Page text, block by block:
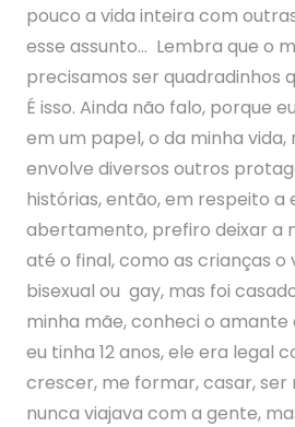
pouco a vida inteira com
esse assunto… Lembra que o
precisamos ser quadradinhos
É isso. Ainda não falo, porque
em um papel, o da minha vida,
envolve diversos outros
histórias, então, em respeito a
abertamento, prefiro deixar a
até o final, como as crianças o
bisexual ou gay, mas foi
minha mãe, conheci o amante
eu tinha 12 anos, ele era legal
crescer, me formar, casar, ser
nunca viajava com a gente,